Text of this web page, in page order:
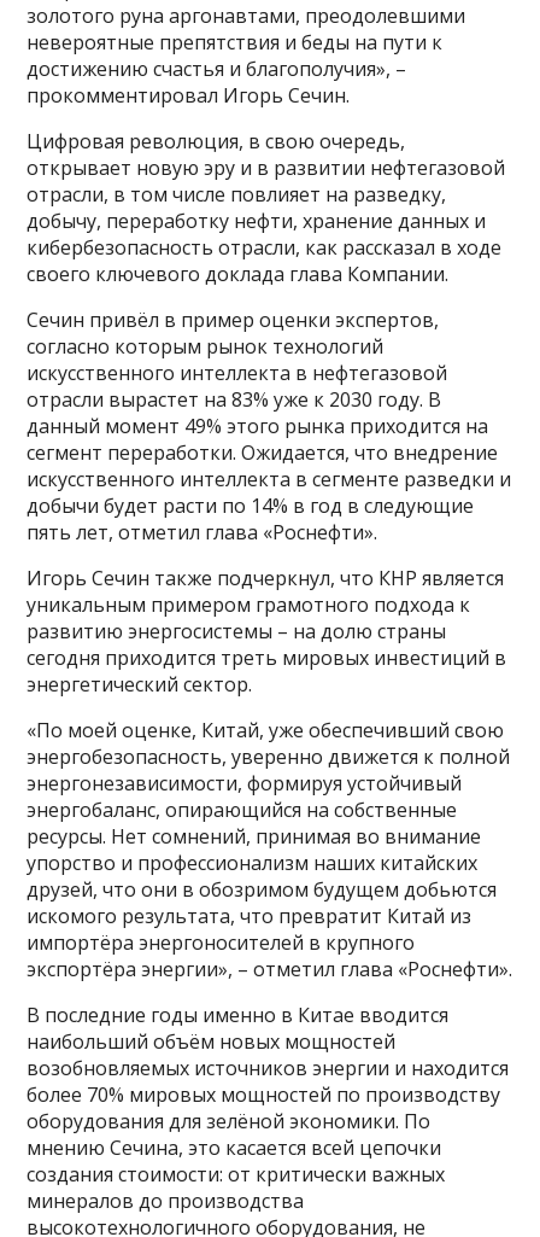
золотого руна аргонавтами, преодолевшими
невероятные препятствия и беды на пути к
достижению счастья и благополучия», –
прокомментировал Игорь Сечин.
Цифровая революция, в свою очередь,
открывает новую эру и в развитии нефтегазовой
отрасли, в том числе повлияет на разведку,
добычу, переработку нефти, хранение данных и
кибербезопасность отрасли, как рассказал в ходе
своего ключевого доклада глава Компании.
Сечин привёл в пример оценки экспертов,
согласно которым рынок технологий
искусственного интеллекта в нефтегазовой
отрасли вырастет на 83% уже к 2030 году. В
данный момент 49% этого рынка приходится на
сегмент переработки. Ожидается, что внедрение
искусственного интеллекта в сегменте разведки и
добычи будет расти по 14% в год в следующие
пять лет, отметил глава «Роснефти».
Игорь Сечин также подчеркнул, что КНР является
уникальным примером грамотного подхода к
развитию энергосистемы – на долю страны
сегодня приходится треть мировых инвестиций в
энергетический сектор.
«По моей оценке, Китай, уже обеспечивший свою
энергобезопасность, уверенно движется к полной
энергонезависимости, формируя устойчивый
энергобаланс, опирающийся на собственные
ресурсы. Нет сомнений, принимая во внимание
упорство и профессионализм наших китайских
друзей, что они в обозримом будущем добьются
искомого результата, что превратит Китай из
импортёра энергоносителей в крупного
экспортёра энергии», – отметил глава «Роснефти».
В последние годы именно в Китае вводится
наибольший объём новых мощностей
возобновляемых источников энергии и находится
более 70% мировых мощностей по производству
оборудования для зелёной экономики. По
мнению Сечина, это касается всей цепочки
создания стоимости: от критически важных
минералов до производства
высокотехнологичного оборудования, не